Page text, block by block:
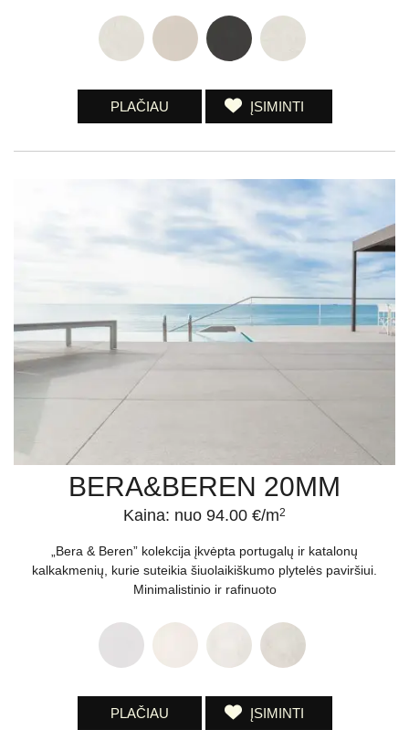
PLAČIAU ĮSIMINTI
BERA&BEREN 20MM
Kaina: nuo 94.00 €/m2
„Bera & Beren” kolekcija įkvėpta portugalų ir katalonų
kalkakmenių, kurie suteikia šiuolaikiškumo plytelės paviršiui.
Minimalistinio ir rafinuoto
PLAČIAU ĮSIMINTI